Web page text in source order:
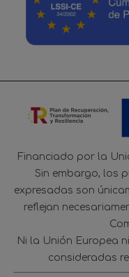
Financiado por la
Sin embargo, los
expresadas son
reflejan
Ni la Unión Europea
consideradas